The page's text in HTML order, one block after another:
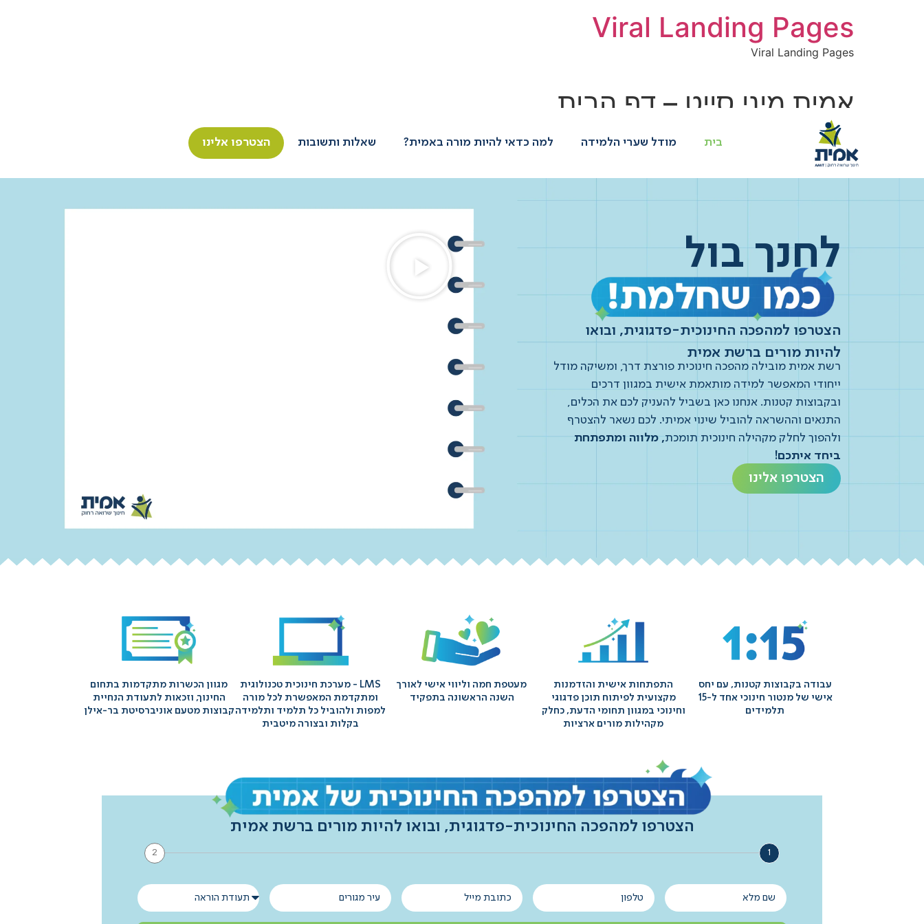
Viral Landing Pages
Viral Landing Pages
אמית מיני סייט – דף הבית
בית מודל שערי הלמידה למה כדאי להיות מורה באמית? שאלות ותשובות הצטרפו אלינו
לחנך בול
הצטרפו למהפכה החינוכית-פדגוגית, ובואו
להיות מורים ברשת אמית
רשת אמית מובילה מהפכה חינוכית פורצת דרך, ומשיקה מודל
ייחודי המאפשר למידה מותאמת אישית במגוון דרכים
ובקבוצות קטנות. אנחנו כאן בשביל להעניק לכם את הכלים,
התנאים וההשראה להוביל שינוי אמיתי. לכם נשאר להצטרף
ולהפוך לחלק מקהילה חינוכית תומכת, מלווה ומתפתחת
ביחד איתכם!
הצטרפו אלינו
עבודה בקבוצות קטנות, עם יחס
אישי של מנטור חינוכי אחד ל-15
תלמידים
התפתחות אישית והזדמנות
מקצועית לפיתוח תוכן פדגוגי
וחינוכי במגוון תחומי הדעת, כחלק
מקהילות מורים ארציות
מעטפת חמה וליווי אישי לאורך
השנה הראשונה בתפקיד
LMS - מערכת חינוכית טכנולוגית
ומתקדמת המאפשרת לכל מורה
למפות ולהוביל כל תלמיד ותלמידה
בקלות ובצורה מיטבית
מגוון הכשרות מתקדמות בתחום
החינוך, וזכאות לתעודת הנחיית
קבוצות מטעם אוניברסיטת בר-אילן
הצטרפו למהפכה החינוכית-פדגוגית, ובואו להיות מורים ברשת אמית
1
2